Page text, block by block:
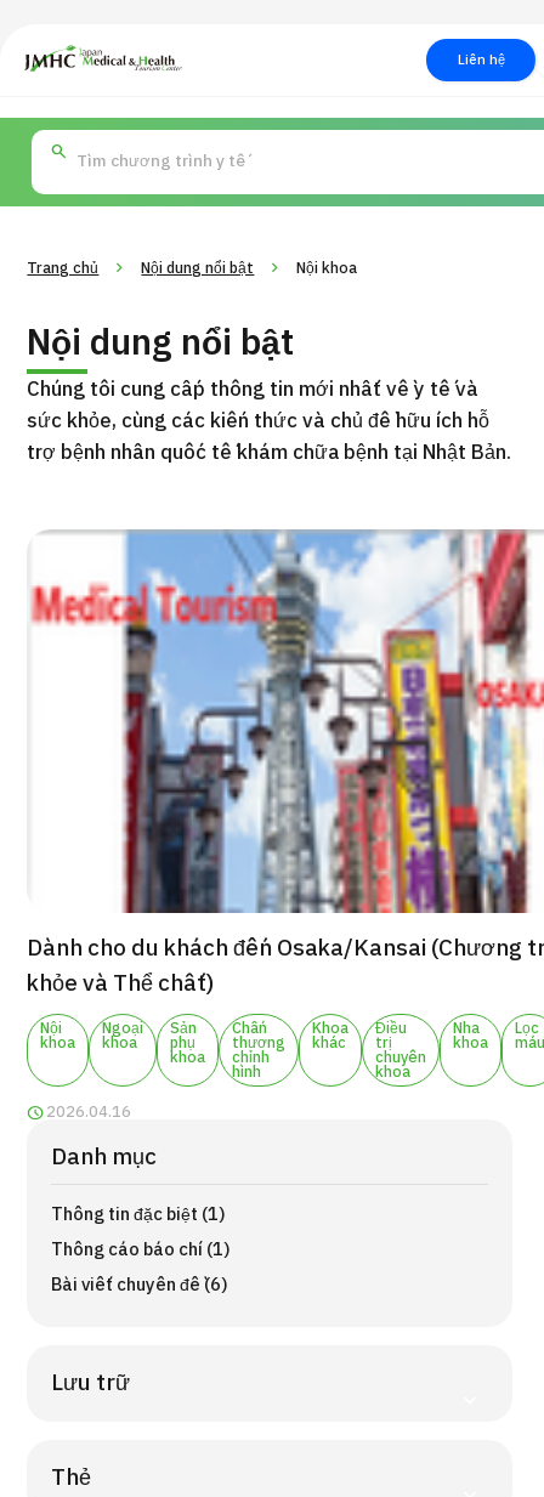
Trung tâm Du lịch Y tế & Sức khỏe Nhật Bản (JMHC) Liên hệ
Về Japan Medical
Tìm theo
bộ phận /
Tìm theo xét nghiệm /
phương pháp /cách
y học
Giới thiệu
Bệnh nhân QT
Về Japan Medical
Chương trình
Tìm theo xét nghiệm / phương pháp /
cách điều trị
Tìm kiếm y học thẩm mỹ
Tin tức
PICK UP PROGRAM
Gói dịch vụ ý kiến y tế thứ hai cho bệnh nhân quốc tế（Bệnh viện
khoa Shonan Kamakura）
治療
2026.01.12
Trang chủ Nội dung nổi bật Nội khoa
Nội dung nổi bật
Chúng tôi cung cấp thông tin mới nhất về y tế và
sức khỏe, cùng các kiến thức và chủ đề hữu ích hỗ
trợ bệnh nhân quốc tế khám chữa bệnh tại Nhật Bản.
Dành cho du khách đến Osaka/Kansai (Chương
khỏe và Thể chất)
Nội
khoa
Ngoại
khoa
Sản
phụ
khoa
Chấn
thương
chỉnh
hình
Khoa
khác
Điều
trị
chuyên
khoa
Nha
khoa
Lọc
2026.04.16
Danh mục
Thông tin đặc biệt (1)
Thông cáo báo chí (1)
Bài viết chuyên đề (6)
Lưu trữ
Thẻ